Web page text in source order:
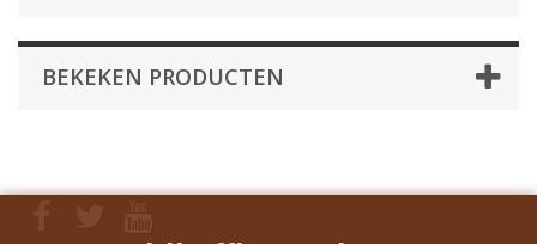
BEKEKEN PRODUCTEN